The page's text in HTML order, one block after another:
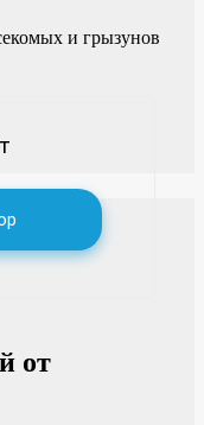
и грызунов
от